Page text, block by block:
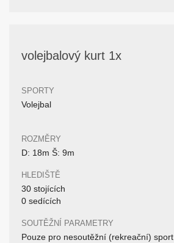
volejbalový kurt 1x
SPORTY
Volejbal
ROZMĚRY
D: 18m Š: 9m
HLEDIŠTĚ
30 stojících
0 sedících
SOUTĚŽNÍ PARAMETRY
Pouze pro nesoutěžní (rekreační) sport